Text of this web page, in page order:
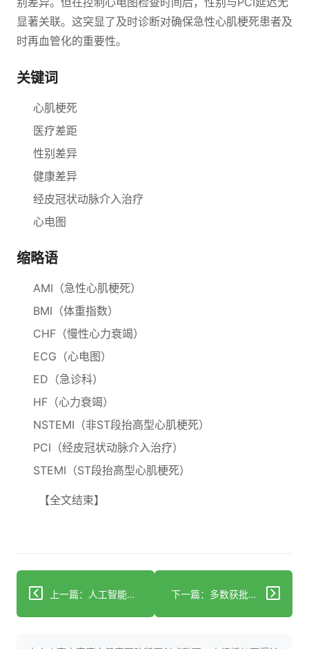
显著关联。这突显了及时诊断对确保急性心肌梗死患者及
时再血管化的重要性。
关键词
心肌梗死
医疗差距
性别差异
健康差异
经皮冠状动脉介入治疗
心电图
缩略语
AMI（急性心肌梗死）
BMI（体重指数）
CHF（慢性心力衰竭）
ECG（心电图）
ED（急诊科）
HF（心力衰竭）
NSTEMI（非ST段抬高型心肌梗死）
PCI（经皮冠状动脉介入治疗）
STEMI（ST段抬高型心肌梗死）
【全文结束】
上一篇：人工智能在医药商业化中已如何应用 下一篇：多数获批癌症药物存在临床试验不确定性